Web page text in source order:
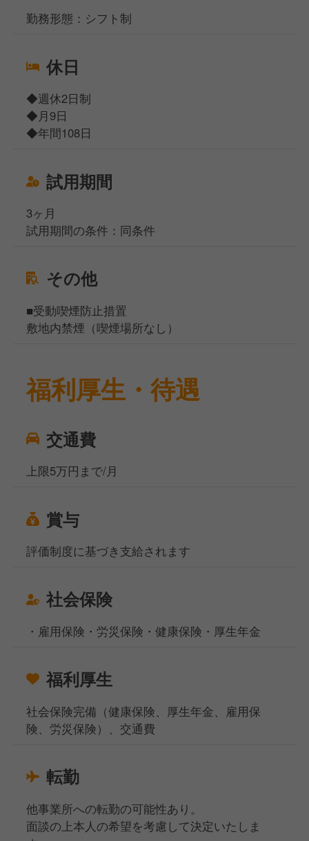
勤務形態：シフト制
休日
◆週休2日制
◆月9日
◆年間108日
試用期間
3ヶ月
試用期間の条件：同条件
その他
■受動喫煙防止措置
敷地内禁煙（喫煙場所なし）
福利厚生・待遇
交通費
上限5万円まで/月
賞与
評価制度に基づき支給されます
社会保険
・雇用保険・労災保険・健康保険・厚生年金
福利厚生
社会保険完備（健康保険、厚生年金、雇用保
険、労災保険）、交通費
転勤
他事業所への転勤の可能性あり。
面談の上本人の希望を考慮して決定いたしま